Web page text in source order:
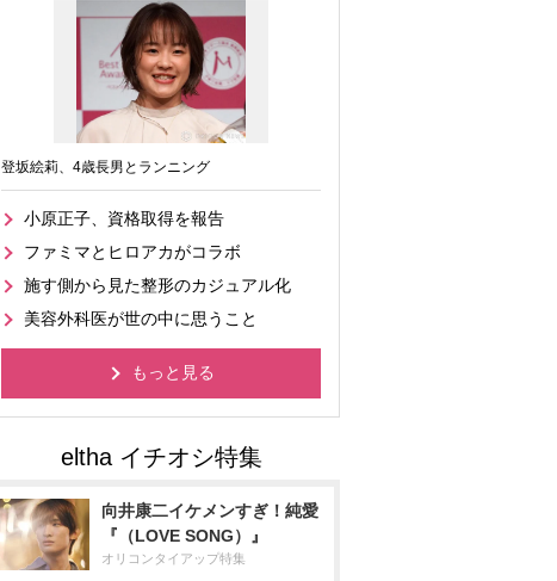
登坂絵莉、4歳長男とランニング
小原正子、資格取得を報告
ファミマとヒロアカがコラボ
施す側から見た整形のカジュアル化
美容外科医が世の中に思うこと
もっと見る
向井康二イケメンすぎ！純愛
『（LOVE SONG）』
オリコンタイアップ特集